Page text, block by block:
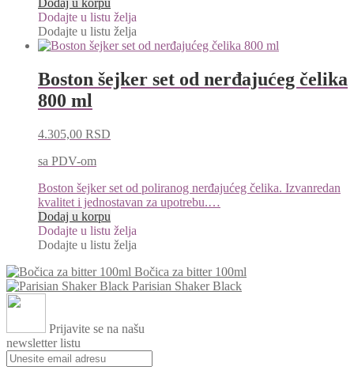
Dodaj u korpu
Dodajte u listu želja
Dodajte u listu želja
Boston šejker set od nerđajućeg čelika
800 ml
4.305,00 RSD
sa PDV-om
Boston šejker set od poliranog nerđajućeg čelika. Izvanredan
kvalitet i jednostavan za upotrebu.…
Dodaj u korpu
Dodajte u listu želja
Dodajte u listu želja
Bočica za bitter 100ml
Parisian Shaker Black
Prijavite se na našu
newsletter listu